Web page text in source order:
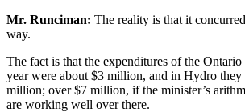
Mr. Runciman: The reality is that it
way.
The fact is that the expenditures of the
year were about $3 million, and in Hydro they
million; over $7 million, if the minister’s
are working well over there.